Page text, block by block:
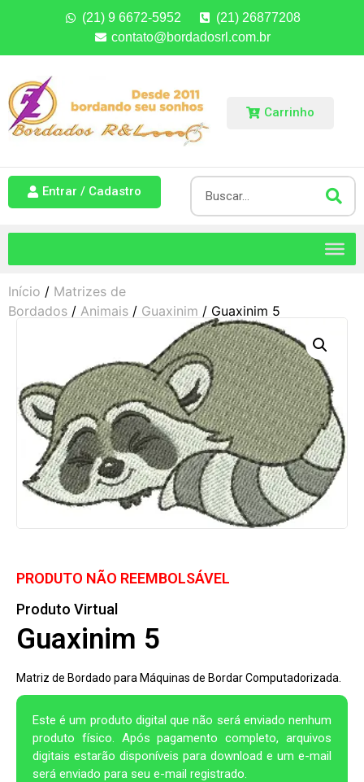
(21) 9 6672-5952
(21) 26877208
contato@bordadosrl.com.br
Carrinho
Entrar / Cadastro
Início / Matrizes de
Bordados / Animais / Guaxinim / Guaxinim 5
PRODUTO NÃO REEMBOLSÁVEL
Produto Virtual
Guaxinim 5
Matriz de Bordado para Máquinas de Bordar Computadorizada.
Este é um produto digital que não será enviado nenhum
produto físico. Após pagamento completo, arquivos
digitais estarão disponíveis para download e um e-mail
será enviado para seu e-mail registrado.